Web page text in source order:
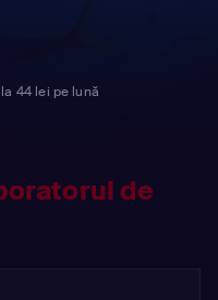
44 lei pe lună
de